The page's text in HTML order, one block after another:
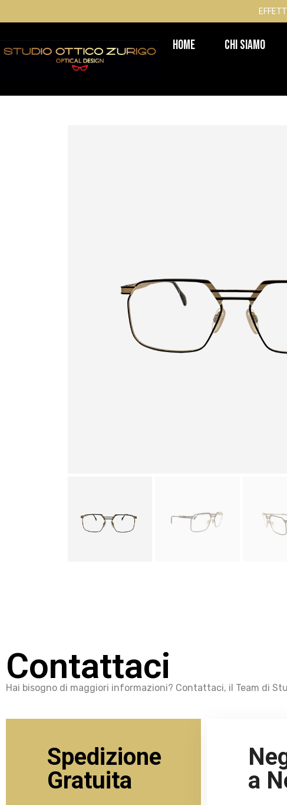
Home Chi Siamo
Contattaci
Hai bisogno di maggiori informazioni? Contattaci, il Team di
Spedizione
Gratuita
a